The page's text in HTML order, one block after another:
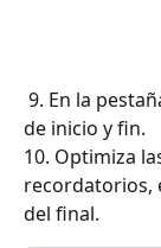
9. En la
de inicio y fin.
10. Optimiza
recordatorios,
del final.